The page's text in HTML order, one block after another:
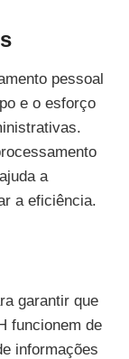
pessoal
e o esforço
a
a eficiência.
garantir que
funcionem de
informações